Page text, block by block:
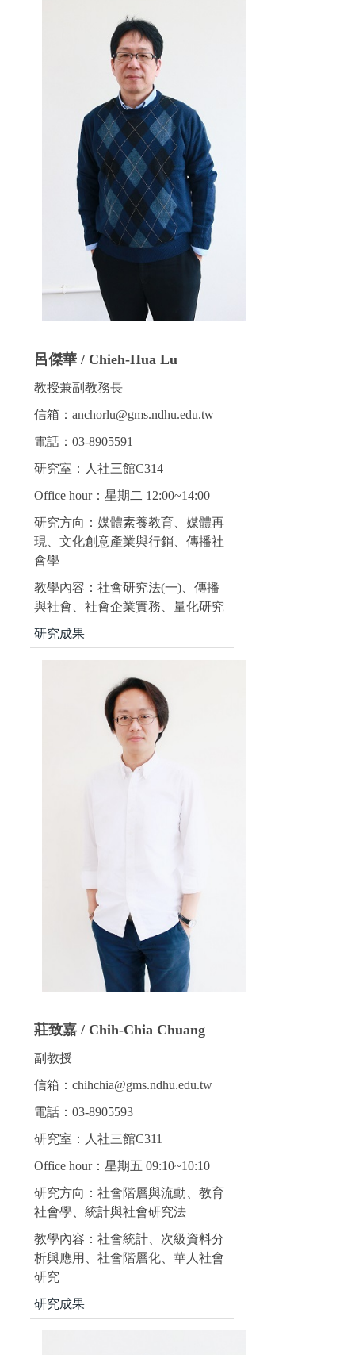
呂傑華 / Chieh-Hua Lu
教授兼副教務長
信箱：anchorlu@gms.ndhu.edu.tw
電話：03-8905591
研究室：人社三館C314
Office hour：星期二 12:00~14:00
研究方向：媒體素養教育、媒體再
現、文化創意產業與行銷、傳播社
會學
教學內容：社會研究法(一)、傳播
與社會、社會企業實務、量化研究
研究成果
莊致嘉 / Chih-Chia Chuang
副教授
信箱：chihchia@gms.ndhu.edu.tw
電話：03-8905593
研究室：人社三館C311
Office hour：星期五 09:10~10:10
研究方向：社會階層與流動、教育
社會學、統計與社會研究法
教學內容：社會統計、次級資料分
析與應用、社會階層化、華人社會
研究
研究成果